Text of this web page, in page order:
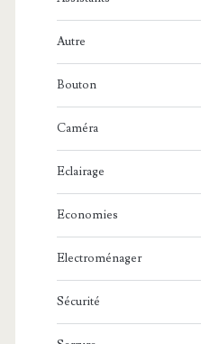
Autre
Bouton
Caméra
Eclairage
Economies
Electroménager
Sécurité